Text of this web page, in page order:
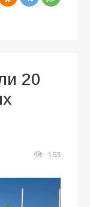
20
163